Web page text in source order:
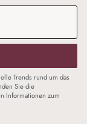
Trends rund um das
Sie die
Informationen zum